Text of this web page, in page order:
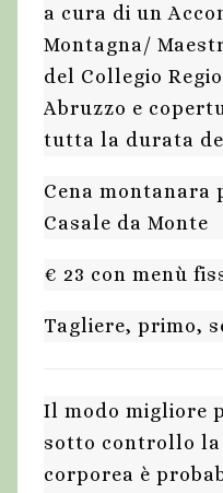
a cura di un
Montagna/
del Collegio
Abruzzo e
tutta la durata
Cena montanara
Casale da Monte
€ 23 con menù
Tagliere, primo,
Il modo migliore
sotto controllo
corporea è